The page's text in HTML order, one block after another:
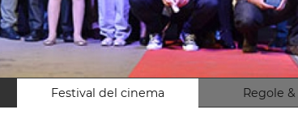
Festival del cinema Regole